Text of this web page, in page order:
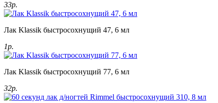
33р.
Лак Klassik быстросохнущий 47, 6 мл
1р.
Лак Klassik быстросохнущий 77, 6 мл
32р.